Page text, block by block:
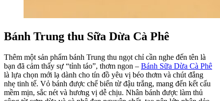
Bánh Trung thu Sữa Dừa Cà Phê
Thêm một sản phẩm bánh Trung thu ngọt chỉ cần nghe đến tên là
bạn đã cảm thấy sự “tỉnh táo”, thơm ngon – Bánh Sữa Dừa Cà Phê
là lựa chọn mới lạ dành cho tín đồ yêu vị béo thơm và chút đắng
nhẹ tinh tế. Vỏ bánh được chế biến từ đậu trắng, mang đến kết cấu
mềm mịn, sắc nét và hương vị dễ chịu. Nhân bánh được làm thủ